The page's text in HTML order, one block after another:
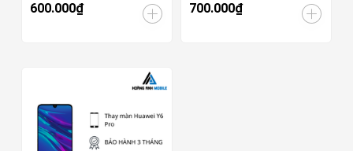
600.000₫ 700.000₫